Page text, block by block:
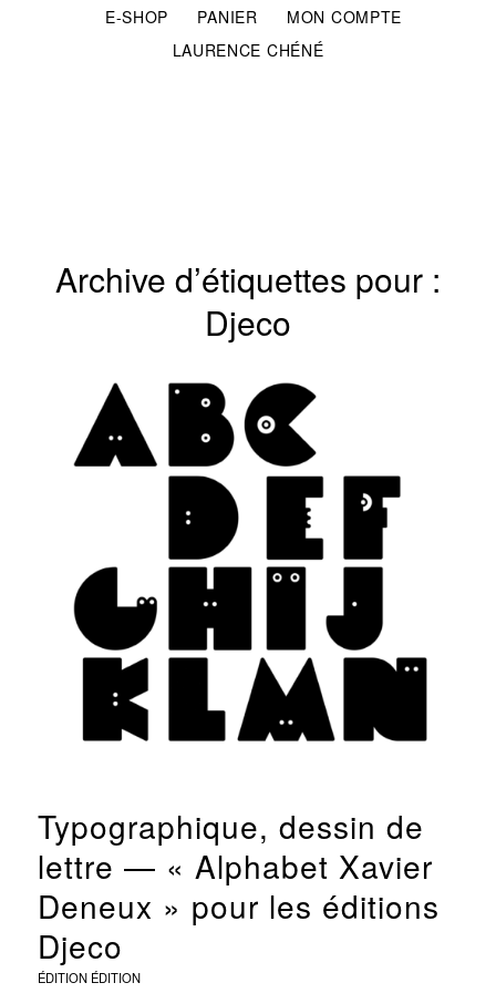
E-SHOP PANIER
MON COMPTE
LAURENCE CHÉNÉ
Archive d’étiquettes pour :
Djeco
Typographique, dessin de
lettre — « Alphabet Xavier
Deneux » pour les éditions
Djeco
ÉDITION ÉDITION